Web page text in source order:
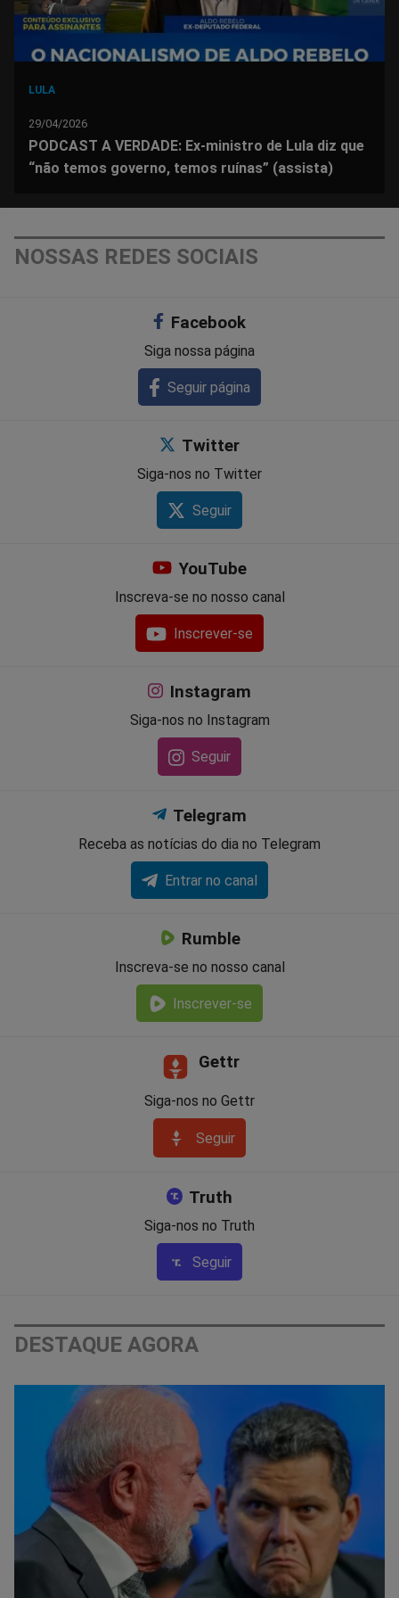
LULA
29/04/2026
PODCAST A VERDADE: Ex-ministro de Lula diz que
“não temos governo, temos ruínas” (assista)
NOSSAS REDES SOCIAIS
Facebook
Siga nossa página
Seguir página
Twitter
Siga-nos no Twitter
Seguir
YouTube
Inscreva-se no nosso canal
Inscrever-se
Instagram
Siga-nos no Instagram
Seguir
Telegram
Receba as notícias do dia no Telegram
Entrar no canal
Rumble
Inscreva-se no nosso canal
Inscrever-se
Gettr
Siga-nos no Gettr
Seguir
Truth
Siga-nos no Truth
Seguir
DESTAQUE AGORA